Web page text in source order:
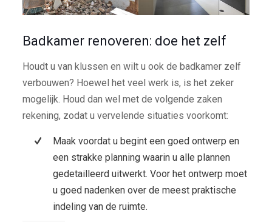
Badkamer renoveren: doe het zelf
Houdt u van klussen en wilt u ook de badkamer zelf
verbouwen? Hoewel het veel werk is, is het zeker
mogelijk. Houd dan wel met de volgende zaken
rekening, zodat u vervelende situaties voorkomt:
Maak voordat u begint een goed ontwerp en
een strakke planning waarin u alle plannen
gedetailleerd uitwerkt. Voor het ontwerp moet
u goed nadenken over de meest praktische
indeling van de ruimte.